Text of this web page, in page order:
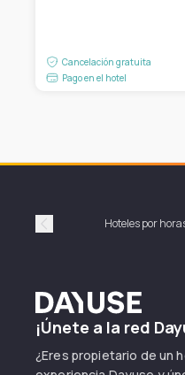
Cancelación gratuita
Pago en el hotel
PrécédentHoteles por
Dayuse
¡Únete a la red
¿Eres propietario de un